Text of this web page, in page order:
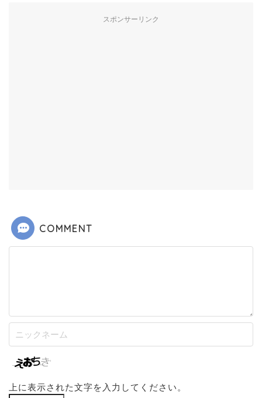
スポンサーリンク
COMMENT
上に表示された文字を入力してください。